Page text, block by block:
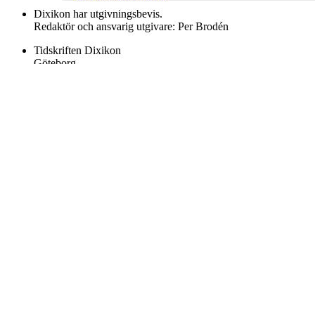
Dixikon har utgivningsbevis.
Redaktör och ansvarig utgivare: Per Brodén
Tidskriften Dixikon
Göteborg